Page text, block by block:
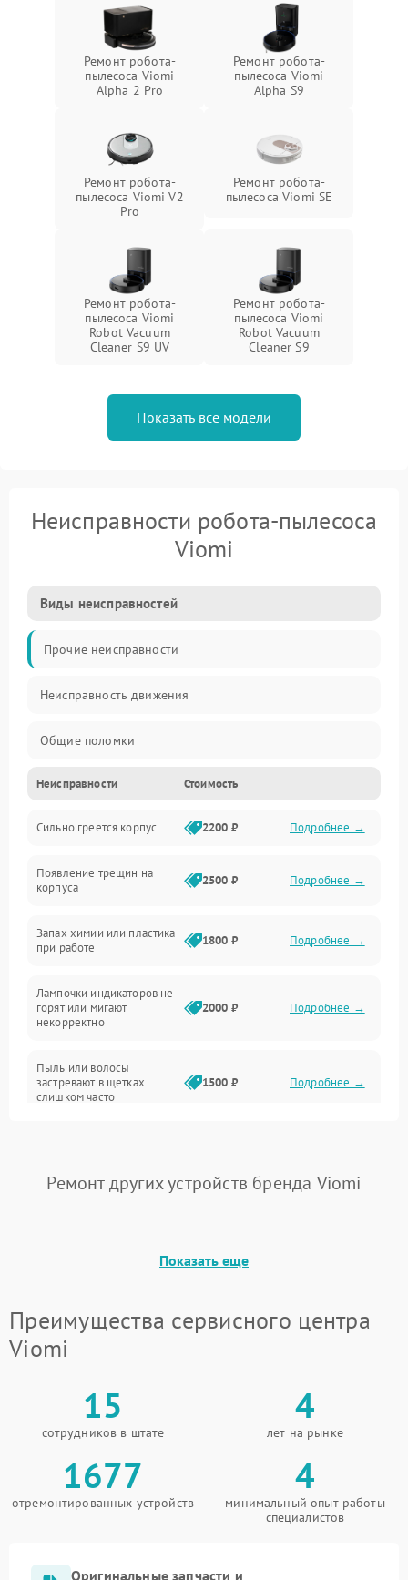
Ремонт робота-
пылесоса Viomi
Alpha 2 Pro
Ремонт робота-
пылесоса Viomi
Alpha S9
Ремонт робота-
пылесоса Viomi V2
Pro
Ремонт робота-
пылесоса Viomi SE
Ремонт робота-
пылесоса Viomi
Robot Vacuum
Cleaner S9 UV
Ремонт робота-
пылесоса Viomi
Robot Vacuum
Cleaner S9
Показать все модели
Неисправности робота-пылесоса
Viomi
Виды неисправностей
Прочие неисправности
Неисправность движения
Общие поломки
Неисправность датчиков
Неисправность программного обеспечения
Проблемы с сигналом
Батарея
Программные сбои
Неисправности Стоимость
Сильно греется корпус 2200 ₽ Подробнее →
Появление трещин на
корпуса
2500 ₽ Подробнее →
Запах химии или пластика
при работе
1800 ₽ Подробнее →
Лампочки индикаторов не
горят или мигают
некорректно
2000 ₽ Подробнее →
Пыль или волосы
застревают в щетках
слишком часто
1500 ₽ Подробнее →
Ремонт других устройств бренда Viomi
Показать еще
Преимущества сервисного центра
Viomi
15
сотрудников в штате
4
лет на рынке
1677
отремонтированных устройств
4
минимальный опыт работы
специалистов
Оригинальные запчасти и